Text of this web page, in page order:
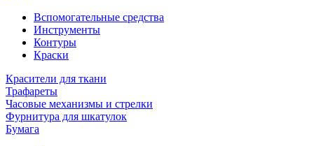
Вспомогательные средства
Инструменты
Контуры
Краски
Красители для ткани
Трафареты
Часовые механизмы и стрелки
Фурнитура для шкатулок
Бумага